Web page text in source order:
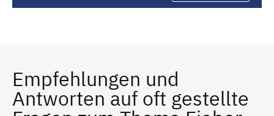
Empfehlungen und
Antworten auf oft gestellte